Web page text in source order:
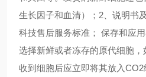
生长因子和血清）；2、说明书
科技售后服务标准； 保存和应
选择新鲜或者冻存的原代细胞
收到细胞后应立即将其放入